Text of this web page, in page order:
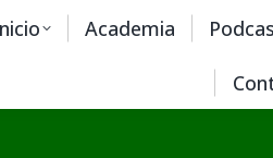
Academia